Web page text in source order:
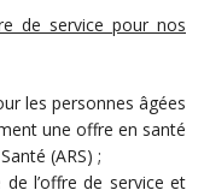
de service pour nos
les personnes âgées
une offre en santé
(ARS) ;
l’offre de service et